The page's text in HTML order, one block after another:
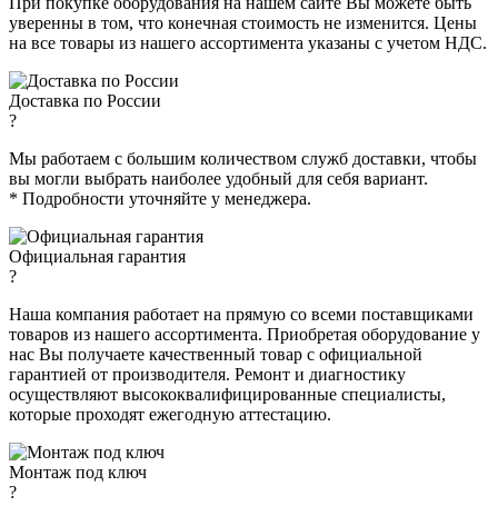
уверенны в том, что конечная стоимость не изменится. Цены
на все товары из нашего ассортимента указаны с учетом НДС.
Доставка по России
?
Мы работаем с большим количеством служб доставки, чтобы
вы могли выбрать наиболее удобный для себя вариант.
* Подробности уточняйте у менеджера.
Официальная гарантия
?
Наша компания работает на прямую со всеми поставщиками
товаров из нашего ассортимента. Приобретая оборудование у
нас Вы получаете качественный товар с официальной
гарантией от производителя. Ремонт и диагностику
осуществляют высококвалифицированные специалисты,
которые проходят ежегодную аттестацию.
Монтаж под ключ
?